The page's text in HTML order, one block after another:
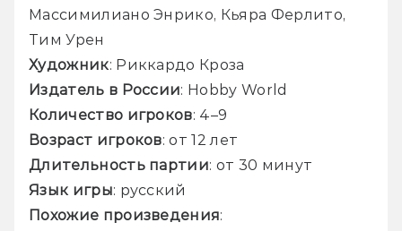
Массимилиано Энрико, Кьяра Ферлито,
Тим Урен
Художник: Риккардо Кроза
Издатель в России: Hobby World
Количество игроков: 4–9
Возраст игроков: от 12 лет
Длительность партии: от 30 минут
Язык игры: русский
Похожие произведения: